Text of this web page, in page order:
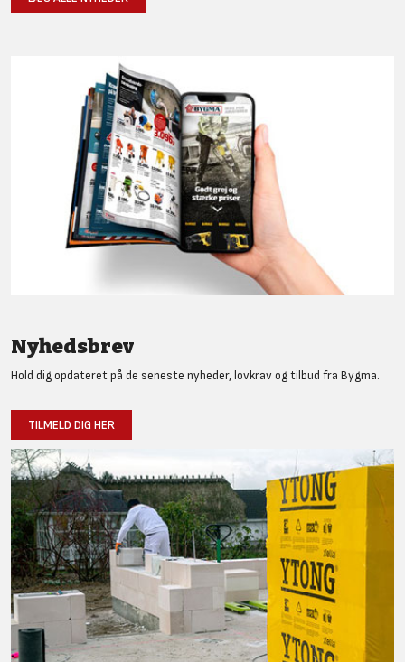
Nyhedsbrev
Hold dig opdateret på de seneste nyheder, lovkrav og tilbud fra Bygma.
TILMELD DIG HER